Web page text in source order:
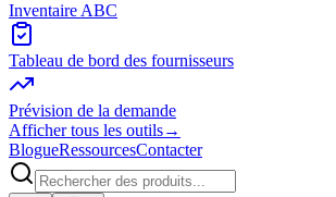
Inventaire ABC
Tableau de bord des fournisseurs
Prévision de la demande
Afficher tous les outils→
BlogueRessourcesContacter